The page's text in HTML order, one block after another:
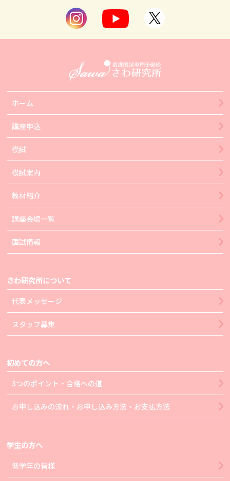
ホーム
講座申込
模試
模試案内
教材紹介
講座会場一覧
国試情報
さわ研究所について
代表メッセージ
スタッフ募集
初めての方へ
3つのポイント・合格への道
お申し込みの流れ・お申し込み方法・お支払方法
学生の方へ
低学年の皆様